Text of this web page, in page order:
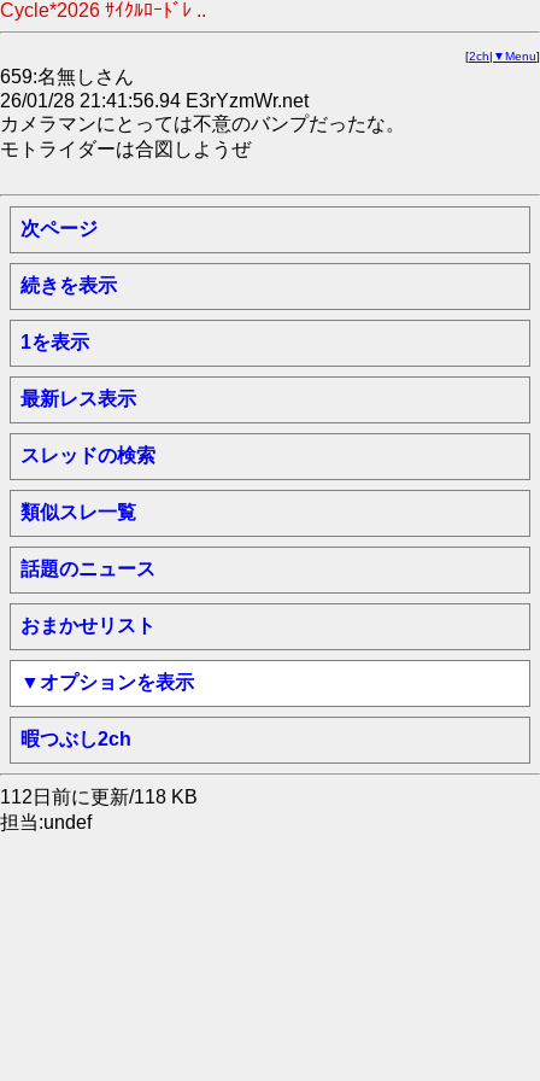
Cycle*2026 ｻｲｸﾙﾛｰﾄﾞﾚ ..
[2ch| ▼Menu]
659:名無しさん
26/01/28 21:41:56.94 E3rYzmWr.net
カメラマンにとっては不意のバンプだったな。
モトライダーは合図しようぜ
次ページ
続きを表示
1を表示
最新レス表示
スレッドの検索
類似スレ一覧
話題のニュース
おまかせリスト
▼オプションを表示
暇つぶし2ch
112日前に更新/118 KB
担当:undef